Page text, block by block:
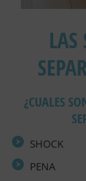
¿CUALES
SHOCK
PENA